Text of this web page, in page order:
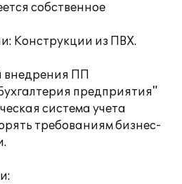
собственное
Конструкции из ПВХ.
внедрения ПП
предприятия"
система учета
требованиям бизнес-